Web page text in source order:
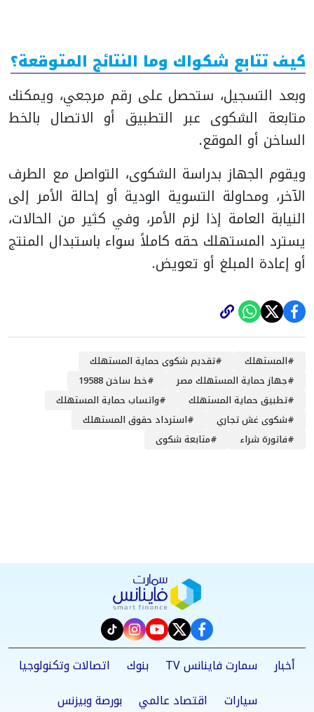
كيف تتابع شكواك وما النتائج المتوقعة؟
وبعد التسجيل، ستحصل على رقم مرجعي، ويمكنك
متابعة الشكوى عبر التطبيق أو الاتصال بالخط
الساخن أو الموقع.
ويقوم الجهاز بدراسة الشكوى، التواصل مع الطرف
الآخر، ومحاولة التسوية الودية أو إحالة الأمر إلى
النيابة العامة إذا لزم الأمر، وفي كثير من الحالات،
يسترد المستهلك حقه كاملاً سواء باستبدال المنتج
أو إعادة المبلغ أو تعويض.
#المستهلك #تقديم شكوى حماية المستهلك
#جهاز حماية المستهلك مصر #خط ساخن 19588
#تطبيق حماية المستهلك #واتساب حماية المستهلك
#شكوى غش تجاري #استرداد حقوق المستهلك
#فاتورة شراء #متابعة شكوى
facebook
twitter
youtube
instagram
tiktok
أخبار
سمارت فاينانس TV بنوك
اتصالات وتكنولوجيا
سيارات
اقتصاد عالمي بورصة وبيزنس